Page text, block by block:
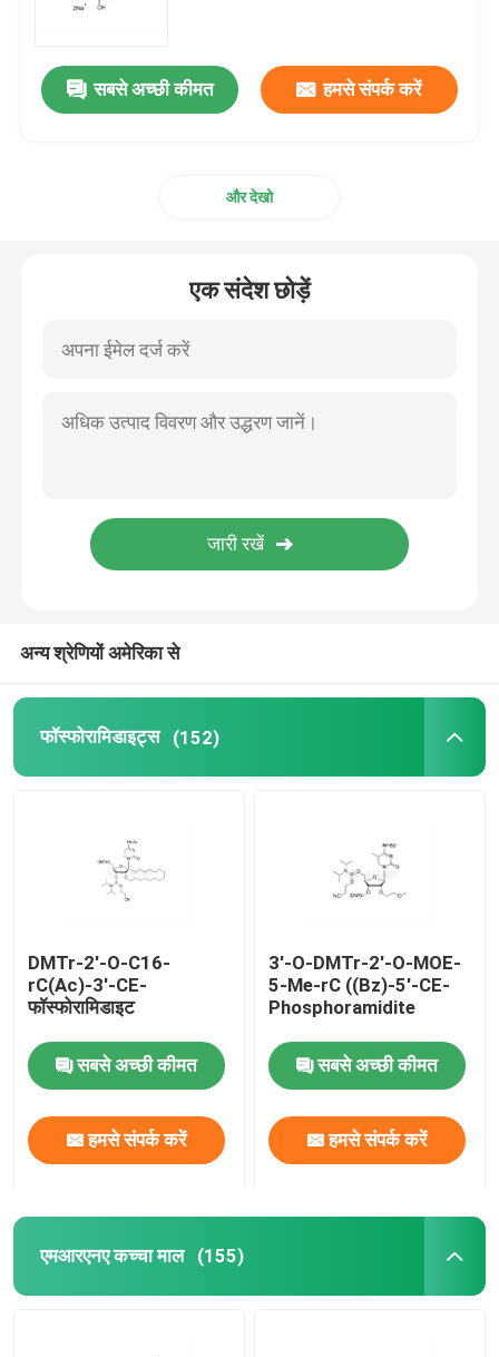
आणविक निदान
फ्लोरोसेंट रंग
वितरण प्रणाली
सबसे अच्छी कीमत हमसे संपर्क करें
और देखो
एक संदेश छोड़ें
अन्य श्रेणियों अमेरिका से
फॉस्फोरामिडाइट्स (152)
DMTr-2'-O-C16-
rC(Ac)-3'-CE-
फॉस्फोरामिडाइट
सबसे अच्छी कीमत
हमसे संपर्क करें
3'-O-DMTr-2'-O-MOE-
5-Me-rC ((Bz)-5'-CE-
Phosphoramidite
सबसे अच्छी कीमत
हमसे संपर्क करें
एमआरएनए कच्चा माल (155)